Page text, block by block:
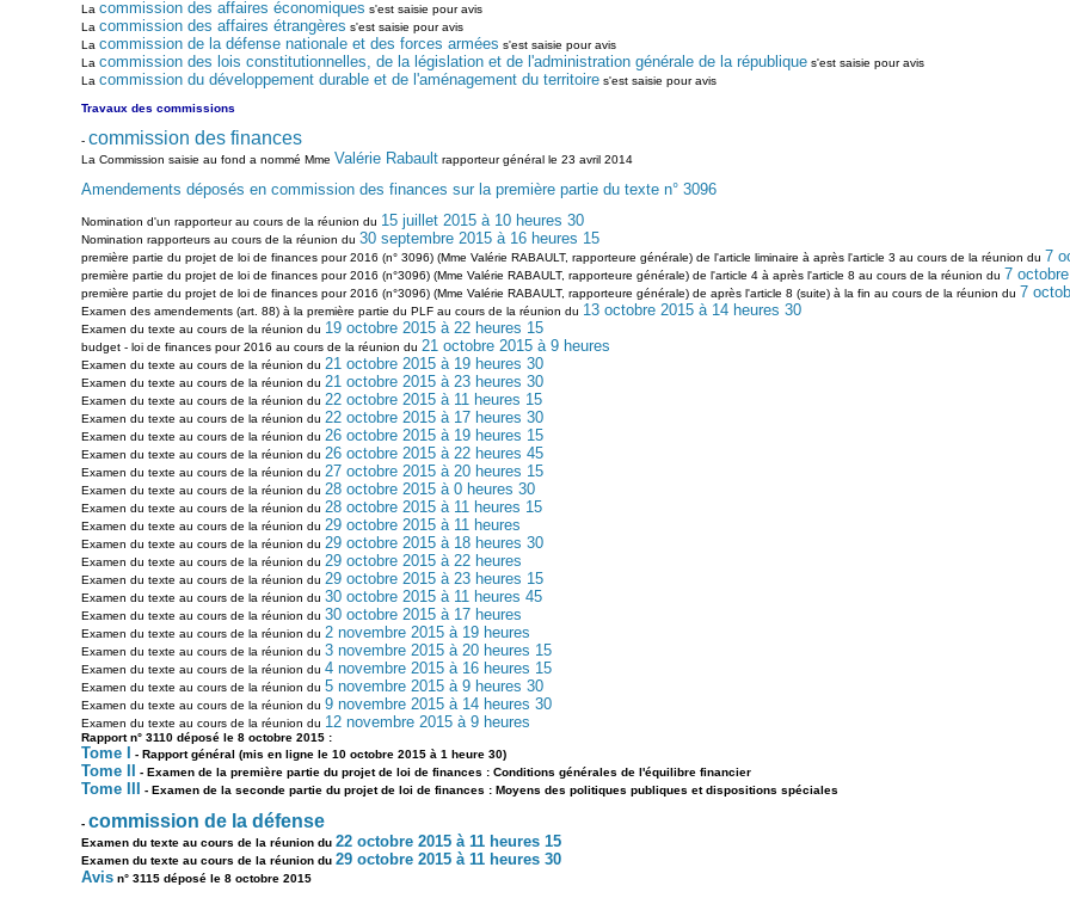
La commission des affaires économiques s'est saisie pour avis
La commission des affaires étrangères s'est saisie pour avis
La commission de la défense nationale et des forces armées s'est saisie pour avis
La commission des lois constitutionnelles, de la législation et de l'administration générale de la républiques'est saisie pour avis
La commission du développement durable et de l'aménagement du territoires'est saisie pour avis
Travaux des commissions
- commission des finances
La Commission saisie au fond a nommé Mme Valérie Rabaultrapporteur général le 23 avril 2014
Amendements déposés en commission des finances sur la première partie du texte n° 3096
Nomination d'un rapporteur au cours de la réunion du 15 juillet 2015 à 10 heures 30
Nomination rapporteurs au cours de la réunion du 30 septembre 2015 à 16 heures 15
première partie du projet de loi de finances pour 2016 (n° 3096) (Mme Valérie RABAULT, rapporteure générale) de l'article liminaire à après l'article 3 au cours de la réunion du 7
première partie du projet de loi de finances pour 2016 (n°3096) (Mme Valérie RABAULT, rapporteure générale) de l'article 4 à après l'article 8 au cours de la réunion du 7
première partie du projet de loi de finances pour 2016 (n°3096) (Mme Valérie RABAULT, rapporteure générale) de après l'article 8 (suite) à la fin au cours de la réunion du 7
Examen des amendements (art. 88) à la première partie du PLF au cours de la réunion du 13 octobre 2015 à 14 heures 30
Examen du texte au cours de la réunion du 19 octobre 2015 à 22 heures 15
budget - loi de finances pour 2016 au cours de la réunion du 21 octobre 2015 à 9 heures
Examen du texte au cours de la réunion du 21 octobre 2015 à 19 heures 30
Examen du texte au cours de la réunion du 21 octobre 2015 à 23 heures 30
Examen du texte au cours de la réunion du 22 octobre 2015 à 11 heures 15
Examen du texte au cours de la réunion du 22 octobre 2015 à 17 heures 30
Examen du texte au cours de la réunion du 26 octobre 2015 à 19 heures 15
Examen du texte au cours de la réunion du 26 octobre 2015 à 22 heures 45
Examen du texte au cours de la réunion du 27 octobre 2015 à 20 heures 15
Examen du texte au cours de la réunion du 28 octobre 2015 à 0 heures 30
Examen du texte au cours de la réunion du 28 octobre 2015 à 11 heures 15
Examen du texte au cours de la réunion du 29 octobre 2015 à 11 heures
Examen du texte au cours de la réunion du 29 octobre 2015 à 18 heures 30
Examen du texte au cours de la réunion du 29 octobre 2015 à 22 heures
Examen du texte au cours de la réunion du 29 octobre 2015 à 23 heures 15
Examen du texte au cours de la réunion du 30 octobre 2015 à 11 heures 45
Examen du texte au cours de la réunion du 30 octobre 2015 à 17 heures
Examen du texte au cours de la réunion du 2 novembre 2015 à 19 heures
Examen du texte au cours de la réunion du 3 novembre 2015 à 20 heures 15
Examen du texte au cours de la réunion du 4 novembre 2015 à 16 heures 15
Examen du texte au cours de la réunion du 5 novembre 2015 à 9 heures 30
Examen du texte au cours de la réunion du 9 novembre 2015 à 14 heures 30
Examen du texte au cours de la réunion du 12 novembre 2015 à 9 heures
Rapport n° 3110 déposé le 8 octobre 2015 :
Tome I - Rapport général (mis en ligne le 10 octobre 2015 à 1 heure 30)
Tome II - Examen de la première partie du projet de loi de finances : Conditions générales de l'équilibre financier
Tome III - Examen de la seconde partie du projet de loi de finances : Moyens des politiques publiques et dispositions spéciales
- commission de la défense
Examen du texte au cours de la réunion du 22 octobre 2015 à 11 heures 15
Examen du texte au cours de la réunion du 29 octobre 2015 à 11 heures 30
Avisn° 3115 déposé le 8 octobre 2015